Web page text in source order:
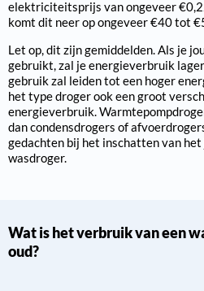
elektriciteitsprijs van ongeveer
komt dit neer op ongeveer €40 tot
Let op, dit zijn gemiddelden. Als je
gebruikt, zal je energieverbruik
gebruik zal leiden tot een hoger
het type droger ook een groot
energieverbruik.
dan condensdrogers of
gedachten bij het inschatten van
wasdroger.
Wat is het verbruik van een wasdroger van 10 jaar
oud?